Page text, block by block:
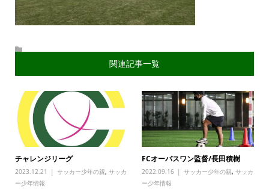
関連記事一覧
チャレンジリーグ
2023.12.21 サッカー少年の親, サッカ
ー少年情報
FCオーパスワン監督/長田積樹
2022.09.16 サッカー少年の親,サッカ
ー少年情報